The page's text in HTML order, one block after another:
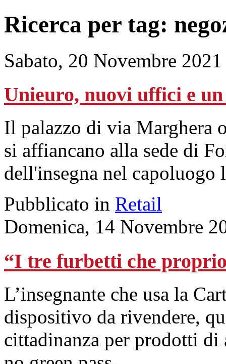
Ricerca per tag:
Sabato, 20 Novembre
Unieuro, nuovi uffici e
Il palazzo di via Marghera
si affiancano alla sede di
dell'insegna nel capoluogo
Pubblicato in Retail
Domenica, 14 Novembre
“I tre furbetti che
L’insegnante che usa la
dispositivo da rivendere,
cittadinanza per prodotti di